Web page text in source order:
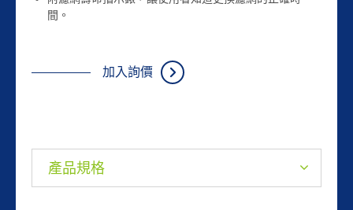
間。
加入詢價
產品規格